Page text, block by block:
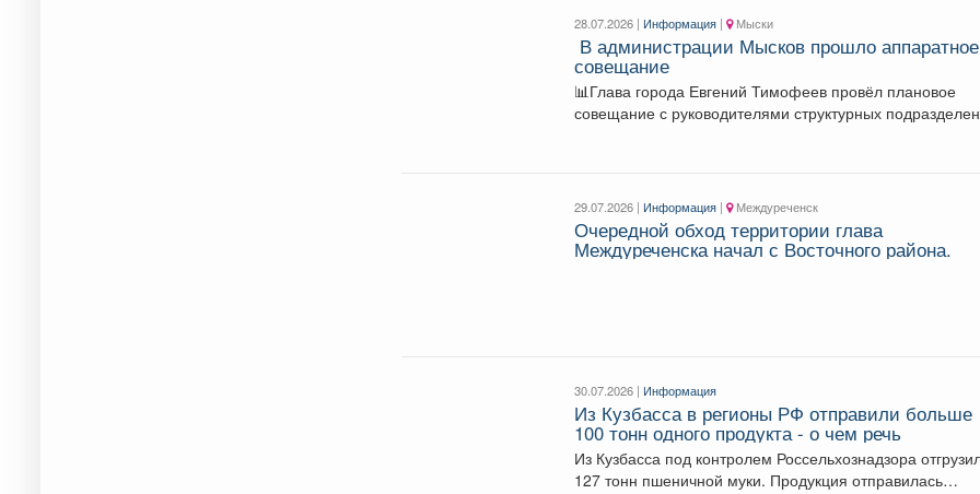
28.07.2026 | Информация | Мыски
В администрации Мысков прошло аппаратное
совещание
📊Глава города Евгений Тимофеев провёл плановое
совещание с руководителями структурных
29.07.2026 | Информация | Междуреченск
Очередной обход территории глава
Междуреченска начал с Восточного района.
30.07.2026 | Информация
Из Кузбасса в регионы РФ отправили больше
100 тонн одного продукта - о чем речь
Из Кузбасса под контролем Россельхознадзора
127 тонн пшеничной муки. Продукция отправилась